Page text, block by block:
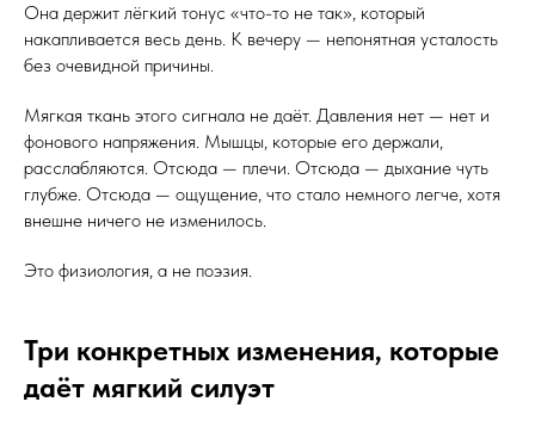
Она держит лёгкий тонус «что-то не так», который
накапливается весь день. К вечеру — непонятная усталость
без очевидной причины.
Мягкая ткань этого сигнала не даёт. Давления нет — нет и
фонового напряжения. Мышцы, которые его держали,
расслабляются. Отсюда — плечи. Отсюда — дыхание чуть
глубже. Отсюда — ощущение, что стало немного легче, хотя
внешне ничего не изменилось.
Это физиология, а не поэзия.
Три конкретных изменения, которые
даёт мягкий силуэт